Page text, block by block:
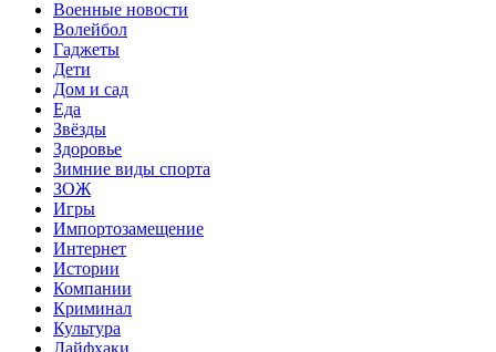
Военные новости
Волейбол
Гаджеты
Дети
Дом и сад
Еда
Звёзды
Здоровье
Зимние виды спорта
ЗОЖ
Игры
Импортозамещение
Интернет
Истории
Компании
Криминал
Культура
Лайфхаки